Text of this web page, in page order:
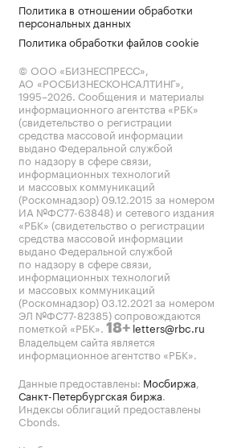
Политика в отношении обработки
персональных данных
Политика обработки файлов cookie
© ООО «БИЗНЕСПРЕСС»,
АО «РОСБИЗНЕСКОНСАЛТИНГ»,
1995–2026. Сообщения и материалы
информационного агентства «РБК»
(свидетельство о регистрации
средства массовой информации
выдано Федеральной службой
по надзору в сфере связи,
информационных технологий
и массовых коммуникаций
(Роскомнадзор) 09.12.2015 за номером
ИА №ФС77-63848) и сетевого издания
«РБК» (свидетельство о регистрации
средства массовой информации
выдано Федеральной службой
по надзору в сфере связи,
информационных технологий
и массовых коммуникаций
(Роскомнадзор) 03.12.2021 за номером
ЭЛ №ФС77-82385) сопровождаются
пометкой «РБК». 18+ letters@rbc.ru
Владельцем сайта является
информационное агентство «РБК».
Данные предоставлены: Мосбиржа,
Санкт-Петербургская биржа.
Индексы облигаций предоставлены
Cbonds.